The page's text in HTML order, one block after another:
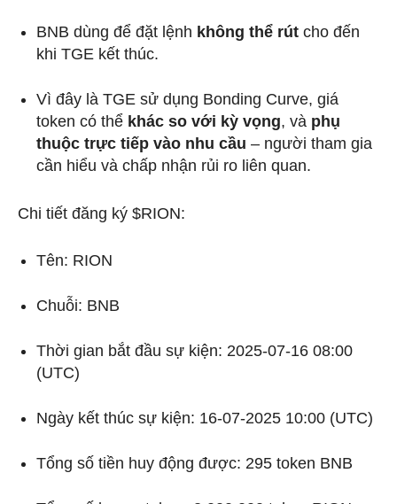
BNB dùng để đặt lệnh không thể rút cho đến
khi TGE kết thúc.
Vì đây là TGE sử dụng Bonding Curve, giá
token có thể khác so với kỳ vọng, và phụ
thuộc trực tiếp vào nhu cầu – người tham gia
cần hiểu và chấp nhận rủi ro liên quan.
Chi tiết đăng ký $RION:
Tên: RION
Chuỗi: BNB
Thời gian bắt đầu sự kiện: 2025-07-16 08:00
(UTC)
Ngày kết thúc sự kiện: 16-07-2025 10:00 (UTC)
Tổng số tiền huy động được: 295 token BNB